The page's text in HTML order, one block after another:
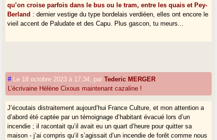
qu’on croise parfois dans le bus ou le tram, entre les quais et Pey-
Berland : dernier vestige du type bordelais verdiéen, elles ont encore le
vieil accent de Paludate et des Capu. Plus gascon, tu meurs...
# Le 18 octobre 2023 à 17:34 parTederic MERGER
L’écrivaine Hélène Cixous maintenant cazaline !
J’écoutais distraitement aujourd’hui France Culture, et mon attention a
d’abord été captée par un témoignage d’habitant évacué lors d’un
incendie ; il racontait qu’il avait eu un quart d’heure pour quitter sa
maison - j’ai compris qu’il s’agissait d’un incendie de forêt comme nous